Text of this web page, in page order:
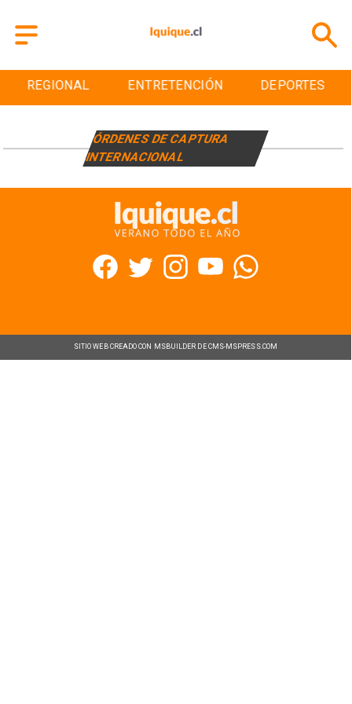
REGIONAL ENTRETENCIÓN DEPORTES
ÓRDENES DE CAPTURA
INTERNACIONAL
SITIO WEB CREADO CON MSBUILDER DE CMS-MSPRESS.COM